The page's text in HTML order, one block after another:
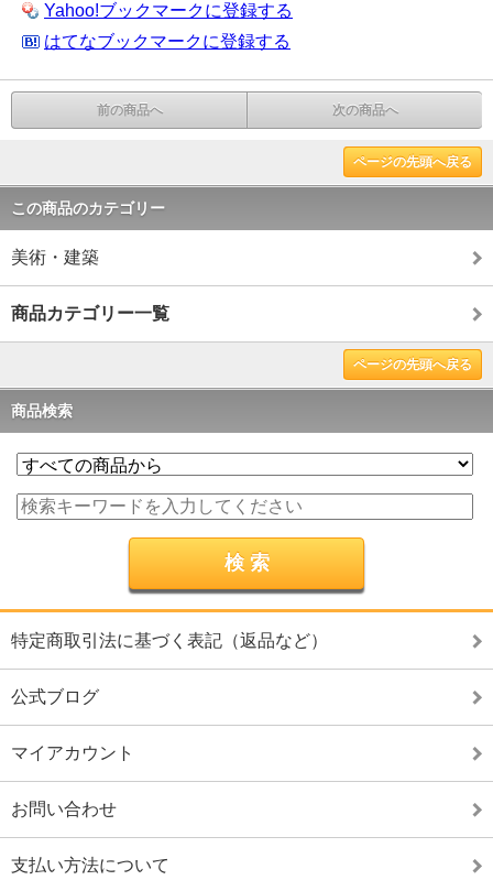
Yahoo!ブックマークに登録する
はてなブックマークに登録する
前の商品へ 次の商品へ
ページの先頭へ戻る
この商品のカテゴリー
美術・建築
商品カテゴリー一覧
ページの先頭へ戻る
商品検索
特定商取引法に基づく表記（返品など）
公式ブログ
マイアカウント
お問い合わせ
支払い方法について